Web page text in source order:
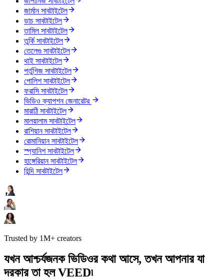
জার্মান সাবটাইটেল
ডাচ সাবটাইটেল
তামিল সাবটাইটেল
তুর্কি সাবটাইটেল
তেলেগু সাবটাইটেল
থাই সাবটাইটেল
পর্তুগিজ সাবটাইটেল
পোলিশ সাবটাইটেল
ফরাসি সাবটাইটেল
ভিডিও ক্যাপশন জেনারেটর
মারাঠি সাবটাইটেল
মালয়ালাম সাবটাইটেল
রাশিয়ান সাবটাইটেল
রোমানিয়ান সাবটাইটেল
স্প্যানিশ সাবটাইটেল
হাঙ্গেরিয়ান সাবটাইটেল
হিন্দি সাবটাইটেল
Trusted by 1M+ creators
যখন আশ্চর্যজনক ভিডিওর কথা আসে, তখন আপনার যা
দরকার তা হল VEED৷